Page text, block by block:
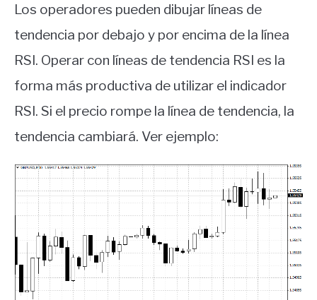
Los operadores pueden dibujar líneas de
tendencia por debajo y por encima de la línea
RSI. Operar con líneas de tendencia RSI es la
forma más productiva de utilizar el indicador
RSI. Si el precio rompe la línea de tendencia, la
tendencia cambiará. Ver ejemplo: